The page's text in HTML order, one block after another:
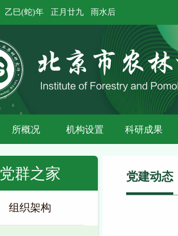
乙巳(蛇)年 正月廿九 雨水后
所概况 机构设置 科研成果
党群之家
组织架构
党建动态